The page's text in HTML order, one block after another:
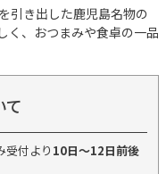
引き出した鹿児島名物の
く、おつまみや食卓の一品
て
受付より 10日～12日前後